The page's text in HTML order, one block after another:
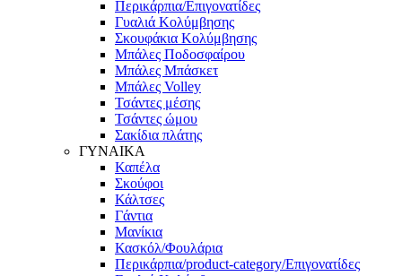
Περικάρπια/Επιγονατίδες
Γυαλιά Κολύμβησης
Σκουφάκια Κολύμβησης
Μπάλες Ποδοσφαίρου
Μπάλες Μπάσκετ
Μπάλες Volley
Τσάντες μέσης
Τσάντες ώμου
Σακίδια πλάτης
ΓΥΝΑΙΚΑ
Καπέλα
Σκούφοι
Κάλτσες
Γάντια
Μανίκια
Κασκόλ/Φουλάρια
Περικάρπια/product-category/Επιγονατίδες